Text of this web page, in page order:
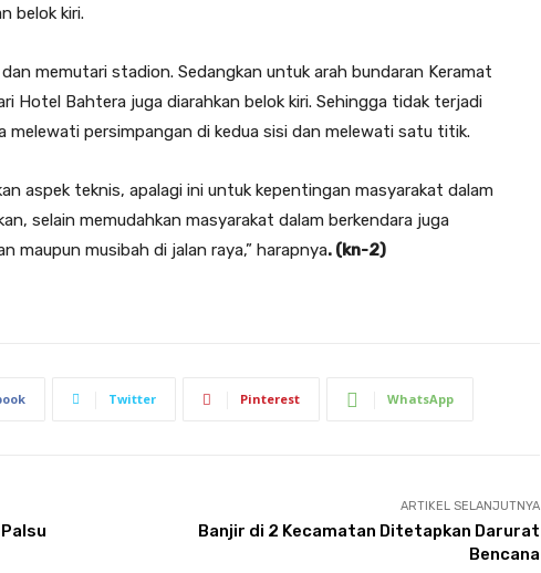
belok kiri.
memutari stadion. Sedangkan untuk arah bundaran Keramat
Hotel Bahtera juga diarahkan belok kiri. Sehingga tidak terjadi
melewati persimpangan di kedua sisi dan melewati satu titik.
aspek teknis, apalagi ini untuk kepentingan masyarakat dalam
selain memudahkan masyarakat dalam berkendara juga
maupun musibah di jalan raya,” harapnya. (kn-2)
Twitter Pinterest WhatsApp
ARTIKEL SELANJUTNYA
Banjir di 2 Kecamatan Ditetapkan Darurat
Bencana